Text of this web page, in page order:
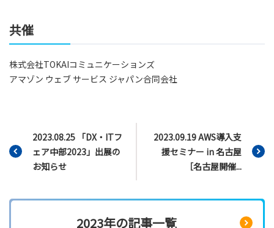
共催
株式会社TOKAIコミュニケーションズ
アマゾン ウェブ サービス ジャパン合同会社
2023.08.25 「DX・ITフ
ェア中部2023」出展の
お知らせ
2023.09.19 AWS導入支
援セミナー in 名古屋
［名古屋開催...
2023年の記事一覧